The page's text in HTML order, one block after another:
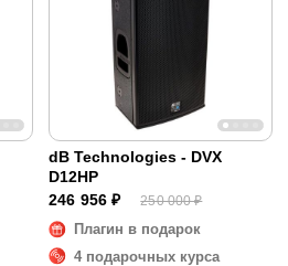
dB Technologies - DVX
D12HP
246 956 ₽
250 000 ₽
Плагин в подарок
4 подарочных курса